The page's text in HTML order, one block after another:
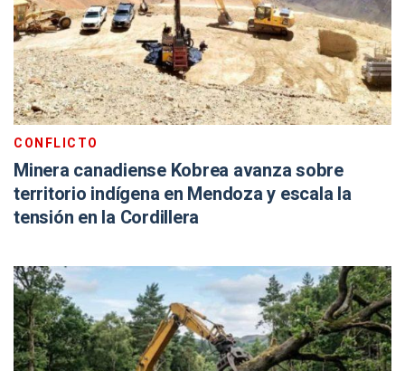
CONFLICTO
Minera canadiense Kobrea avanza sobre
territorio indígena en Mendoza y escala la
tensión en la Cordillera